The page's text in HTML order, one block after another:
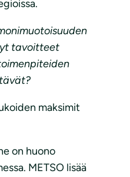
tavoitteet
maksimit
on huono
METSO lisää